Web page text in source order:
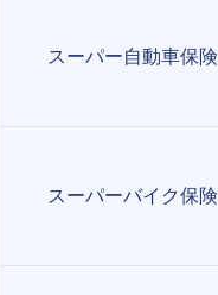
スーパー自動車保険
スーパーバイク保険